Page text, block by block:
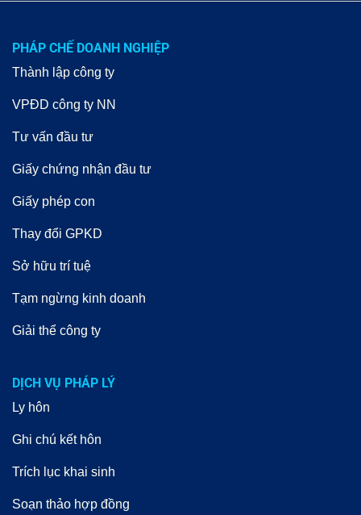
PHÁP CHẾ DOANH NGHIỆP
Thành lập công ty
VPĐD công ty NN
Tư vấn đầu tư
Giấy chứng nhận đầu tư
Giấy phép con
Thay đổi GPKD
Sở hữu trí tuệ
Tạm ngừng kinh doanh
Giải thể công ty
DỊCH VỤ PHÁP LÝ
Ly hôn
Ghi chú kết hôn
Trích lục khai sinh
Soạn thảo hợp đồng